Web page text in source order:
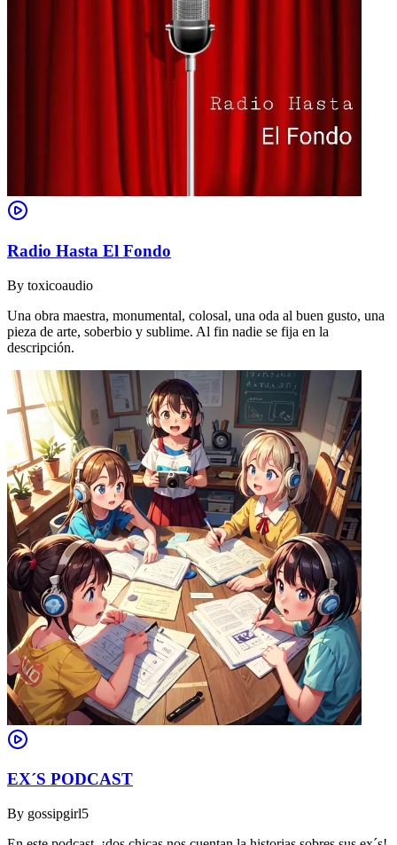
Radio Hasta El Fondo
By toxicoaudio
Una obra maestra, monumental, colosal, una oda al buen gusto, una
pieza de arte, soberbio y sublime. Al fin nadie se fija en la
descripción.
EX´S PODCAST
By gossipgirl5